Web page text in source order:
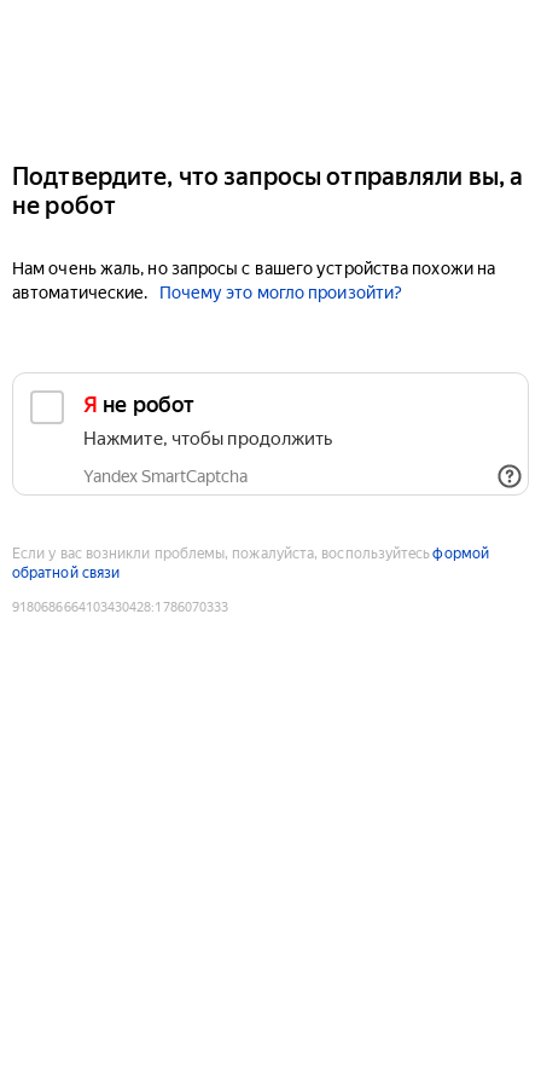
Подтвердите, что запросы отправляли вы, а
не робот
Нам очень жаль, но запросы с вашего устройства похожи на
автоматические.
Почему это могло произойти?
Я не робот
Нажмите, чтобы продолжить
Yandex SmartCaptcha
Если у вас возникли проблемы, пожалуйста, воспользуйтесьформой
обратной связи
9180686664103430428:1786070333